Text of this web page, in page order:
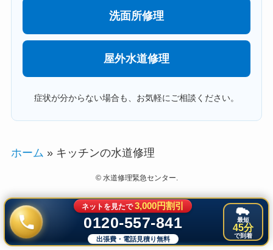
洗面所修理
屋外水道修理
症状が分からない場合も、お気軽にご相談ください。
ホーム » キッチンの水道修理
©水道修理緊急センター.
ネットを見たで3,000円割引
0120-557-841
出張費・電話見積り無料
最短
45分
で到着